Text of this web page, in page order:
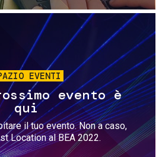
Immagine
EVENTI
evento è
qui
il tuo evento. Non a caso,
Location al BEA 2022.